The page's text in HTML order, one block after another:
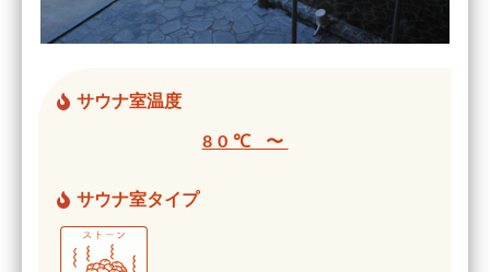
サウナ室温度
80℃ 〜
サウナ室タイプ